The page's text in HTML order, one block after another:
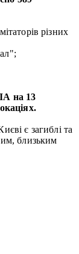
різних
на 13
є загиблі та
близьким